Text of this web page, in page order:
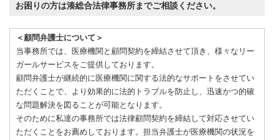
お困りの方は湊総合法律事務所までご相談ください。
＜顧問弁護士について＞
当事務所では、医療機関と顧問契約を締結させて頂き、様々なリー
ガールサービスをご提供しております。
顧問弁護士が継続的に医療機関に関する法的なサポートをさせてい
ただくことで、より効果的に法的トラブルを防止し、迅速かつ的確
な問題解決を図ることが可能となります。
そのために私達の事務所では法律顧問契約を締結して対応させてい
ただくことをお薦めしております。担当弁護士が医療機関の状況を